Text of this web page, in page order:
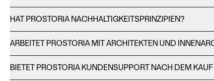
HAT PROSTORIA NACHHALTIGKEITSPRINZIPIEN?
ARBEITET PROSTORIA MIT ARCHITEKTEN UND
BIETET PROSTORIA KUNDENSUPPORT NACH DEM